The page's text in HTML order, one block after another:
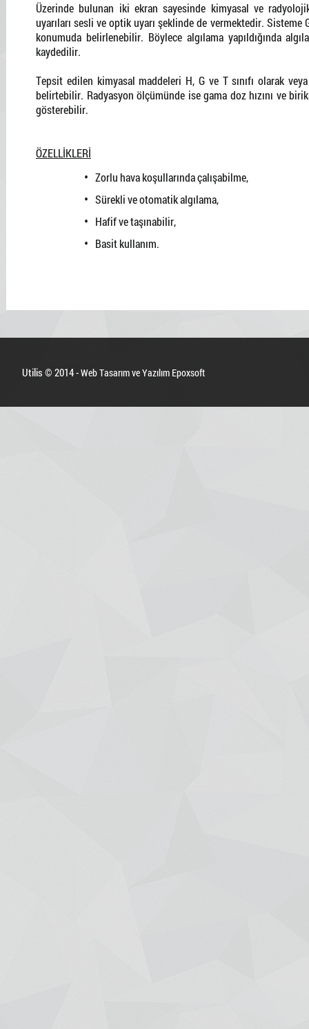
Üzerinde bulunan iki ekran sayesinde kimyasal ve
uyarıları sesli ve optik uyarı şeklinde de vermektedir. Sisteme
konumuda belirlenebilir. Böylece algılama yapıldığında
kaydedilir.
Tepsit edilen kimyasal maddeleri H, G ve T sınıfı olarak
belirtebilir. Radyasyon ölçümünde ise gama doz hızını ve
gösterebilir.
ÖZELLİKLERİ
Zorlu hava koşullarında çalışabilme,
Sürekli ve otomatik algılama,
Hafif ve taşınabilir,
Basit kullanım.
Utilis © 2014 -Web Tasarım ve Yazılım Epoxsoft